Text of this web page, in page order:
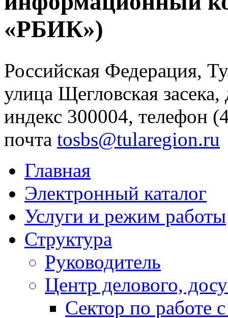
«РБИК»)
Российская Федерация,
улица Щегловская
индекс 300004, телефон
почта tosbs@tularegion.ru
Главная
Электронный каталог
Услуги и режим работы
Структура
Руководитель
Центр делового,
Сектор по работе